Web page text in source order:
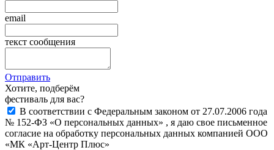
email
текст сообщения
Отправить
Хотите, подберём
фестиваль для вас?
В соответствии с Федеральным законом от 27.07.2006 года
№ 152-ФЗ «О персональных данных» , я даю свое письменное
согласие на обработку персональных данных компанией ООО
«МК «Арт-Центр Плюс»